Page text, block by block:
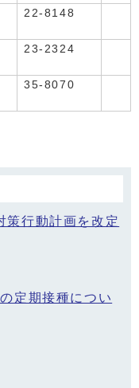
22-8148
23-2324
35-8070
策行動計画を改定
定期接種につい